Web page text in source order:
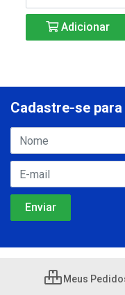
Adicionar
Cadastre-se
Meus